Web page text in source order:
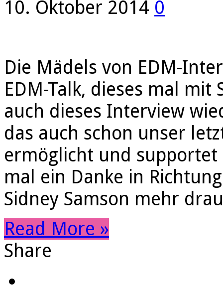
10. Oktober 2014 0
Die Mädels von EDM-
EDM-Talk, dieses mal
auch dieses Interview
das auch schon unser
ermöglicht und supportet
mal ein Danke in
Sidney Samson mehr
Read More »
Share